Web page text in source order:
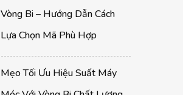
Vòng Bi – Hướng Dẫn Cách
Lựa Chọn Mã Phù Hợp
Mẹo Tối Ưu Hiệu Suất Máy